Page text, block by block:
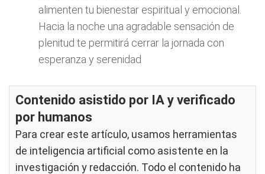
alimenten tu bienestar espiritual y emocional.
Hacia la noche una agradable sensación de
plenitud te permitirá cerrar la jornada con
esperanza y serenidad
Contenido asistido por IA y verificado
por humanos
Para crear este artículo, usamos herramientas
de inteligencia artificial como asistente en la
investigación y redacción. Todo el contenido ha